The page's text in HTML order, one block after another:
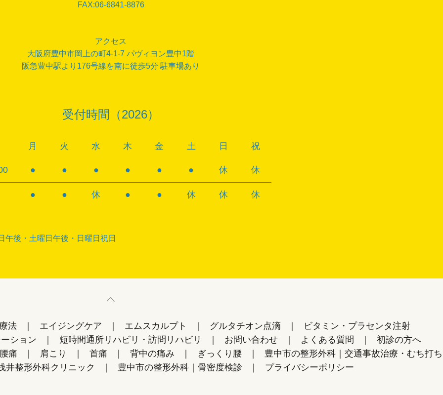
FAX:06-6841-8876
アクセス
大阪府豊中市岡上の町4-1-7 パヴィヨン豊中1階
阪急豊中駅より176号線を南に徒歩5分 駐車場あり
受付時間（2026）
月 火 水 木 金 土 日 祝
● ● ● ● ● ● 休 休
● ● 休 ● ● 休 休 休
午後・土曜日午後・日曜日祝日
法 エイジングケア エムスカルプト グルタチオン点滴
ビタミン・プラセンタ注射
ション
短時間通所リハビリ・訪問リハビリ お問い合わせ よくある質問
初診の方へ
腰痛
肩こり 首痛 背中の痛み ぎっくり腰
豊中市の整形外科｜交通事故治療・むち打ち
井整形外科クリニック
豊中市の整形外科｜骨密度検診 プライバシーポリシー